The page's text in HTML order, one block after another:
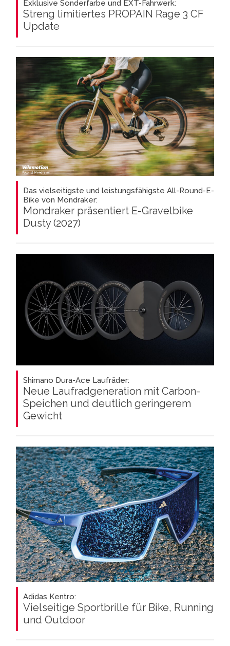
Exklusive Sonderfarbe und EXT-Fahrwerk:
Streng limitiertes PROPAIN Rage 3 CF
Update
Das vielseitigste und leistungsfähigste All-Round-E-
Bike von Mondraker:
Mondraker präsentiert E-Gravelbike
Dusty (2027)
Shimano Dura-Ace Laufräder:
Neue Laufradgeneration mit Carbon-
Speichen und deutlich geringerem
Gewicht
Adidas Kentro:
Vielseitige Sportbrille für Bike, Running
und Outdoor